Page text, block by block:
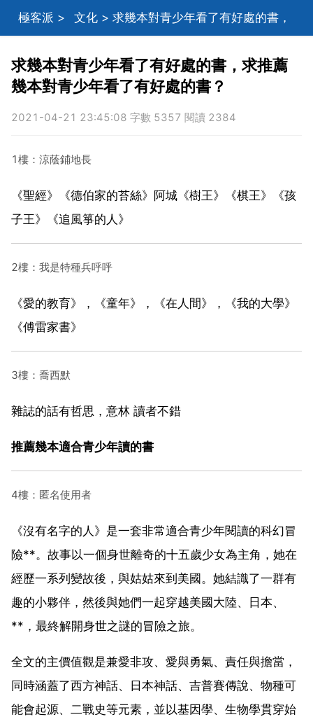
極客派 > 文化 > 求幾本對青少年看了有好處的書，
求推薦幾本對青少年看了有好處的書？
求幾本對青少年看了有好處的書，求推薦
幾本對青少年看了有好處的書？
2021-04-21 23:45:08 字數 5357 閱讀 2384
1樓：涼蔭鋪地長
《聖經》《德伯家的苔絲》阿城《樹王》《棋王》《孩
子王》《追風箏的人》
2樓：我是特種兵呼呼
《愛的教育》，《童年》，《在人間》，《我的大學》
《傅雷家書》
3樓：喬西默
雜誌的話有哲思，意林 讀者不錯
推薦幾本適合青少年讀的書
4樓：匿名使用者
《沒有名字的人》是一套非常適合青少年閱讀的科幻冒
險**。故事以一個身世離奇的十五歲少女為主角，她在
經歷一系列變故後，與姑姑來到美國。她結識了一群有
趣的小夥伴，然後與她們一起穿越美國大陸、日本、
**，最終解開身世之謎的冒險之旅。
全文的主價值觀是兼愛非攻、愛與勇氣、責任與擔當，
同時涵蓋了西方神話、日本神話、吉普賽傳說、物種可
能會起源、二戰史等元素，並以基因學、生物學貫穿始